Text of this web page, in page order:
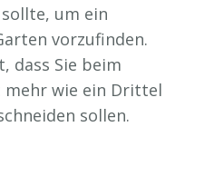
um ein
vorzufinden.
dass Sie beim
mehr wie ein Drittel
sollen.